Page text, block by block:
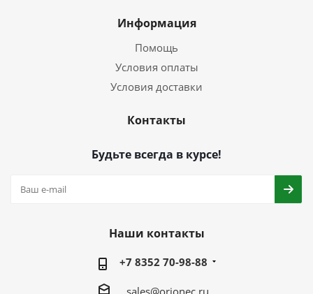
Информация
Помощь
Условия оплаты
Условия доставки
Контакты
Будьте всегда в курсе!
Наши контакты
+7 8352 70-98-88
sales@orionec.ru